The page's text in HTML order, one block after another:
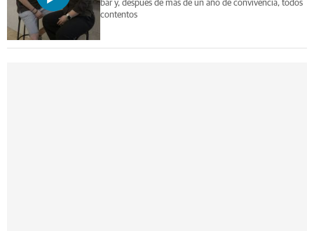
bar y, después de más de un año de convivencia, todos
contentos